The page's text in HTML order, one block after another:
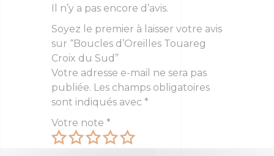
Il n’y a pas encore d’avis.
Soyez le premier à laisser votre avis
sur “Boucles d’Oreilles Touareg
Croix du Sud”
Votre adresse e-mail ne sera pas
publiée. Les champs obligatoires
sont indiqués avec *
Votre note *